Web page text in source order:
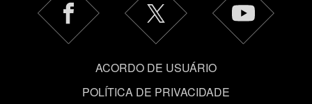
ACORDO DE USUÁRIO
POLÍTICA DE PRIVACIDADE